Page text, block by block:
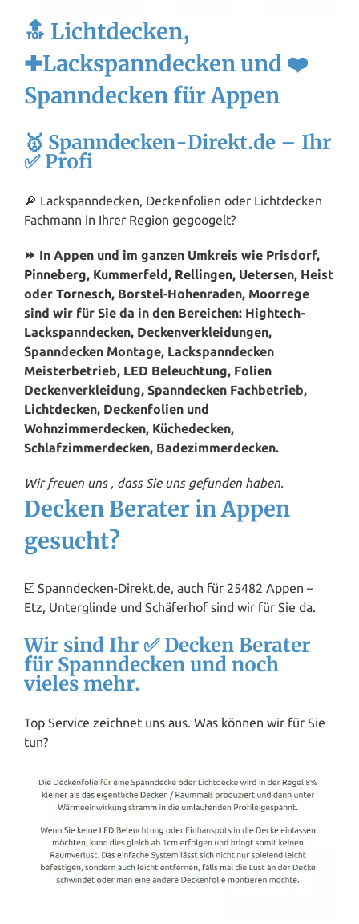
🔝 Lichtdecken,
✚Lackspanndecken und ❤️
Spanndecken für Appen
🥇 Spanndecken-Direkt.de – Ihr
✅ Profi
🔎 Lackspanndecken, Deckenfolien oder Lichtdecken
Fachmann in Ihrer Region gegoogelt?
⏩ In Appen und im ganzen Umkreis wie Prisdorf,
Pinneberg, Kummerfeld, Rellingen, Uetersen, Heist
oder Tornesch, Borstel-Hohenraden, Moorrege
sind wir für Sie da in den Bereichen: Hightech-
Lackspanndecken, Deckenverkleidungen,
Spanndecken Montage, Lackspanndecken
Meisterbetrieb, LED Beleuchtung, Folien
Deckenverkleidung, Spanndecken Fachbetrieb,
Lichtdecken, Deckenfolien und
Wohnzimmerdecken, Küchedecken,
Schlafzimmerdecken, Badezimmerdecken.
Wir freuen uns , dass Sie uns gefunden haben.
Decken Berater in Appen
gesucht?
☑️ Spanndecken-Direkt.de, auch für 25482 Appen –
Etz, Unterglinde und Schäferhof sind wir für Sie da.
Wir sind Ihr ✅ Decken Berater
für Spanndecken und noch
vieles mehr.
Top Service zeichnet uns aus. Was können wir für Sie
tun?